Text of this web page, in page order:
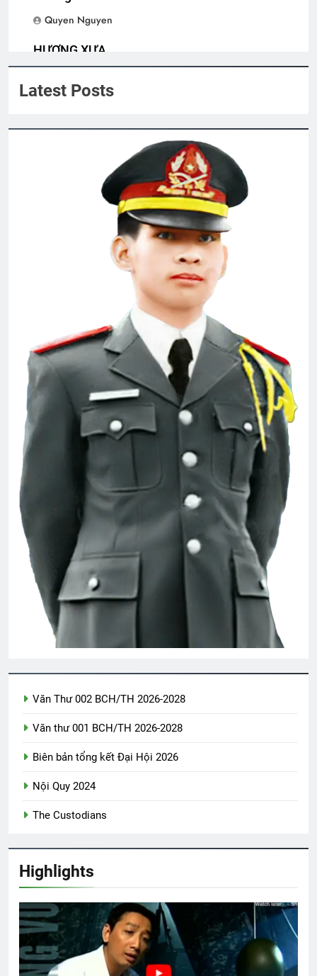
MỘT NGÀY MÙA XUÂN (Rabindranath
Tagore)
NƠI TÂM TRÍ KHÔNG CÓ NỖI SỢ
(Rabindranath Tagore)
3 Years Ago
Đất máu Long Khánh 1974
2 Years Ago
2 Years Ago
PHONG THƯ ĐỦ Ý (Lưu Hiểu Ba)
3 Years Ago
CTBCTY – Tập I – Chương 6
Huy hiệu và phù hiệu animation
3 Months Ago
CTBCTY – Tập I – Chương 8
3 Years Ago
2 Years Ago
TIN VÀO MÙA XUÂN (Thiền Sư Mãn
3 Years Ago
MÙA XUÂN (William Blake)
CTBCTY Tập II chương 14
3 Years Ago
Quyen Nguyen
HƯƠNG XƯA
Latest Posts
Văn Thư 002 BCH/TH 2026-2028
Văn thư 001 BCH/TH 2026-2028
Biên bản tổng kết Đại Hội 2026
Nội Quy 2024
The Custodians
Highlights